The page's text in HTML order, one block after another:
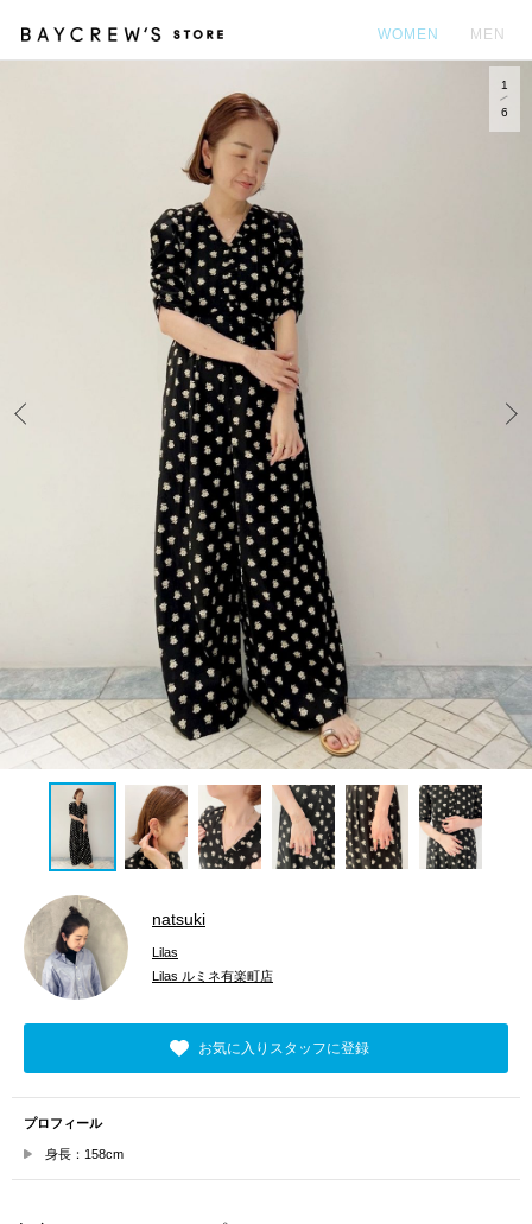
WOMEN MEN
1
6
natsuki
Lilas
Lilas ルミネ有楽町店
お気に入りスタッフに登録
プロフィール
身長：158cm